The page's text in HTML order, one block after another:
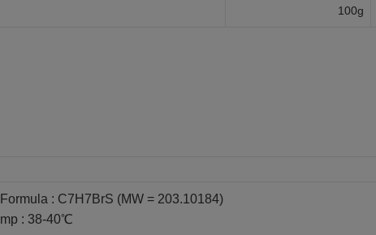
100g
Formula : C7H7BrS (MW = 203.10184)
mp : 38-40℃